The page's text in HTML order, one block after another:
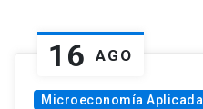
16 AGO
Microeconomía Aplicada